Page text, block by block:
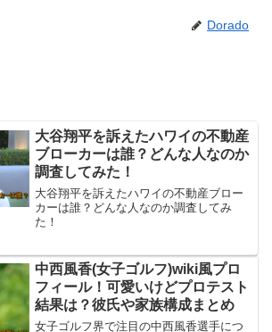
Dorado
大谷翔平を訴えたハワイの不動産
ブローカーは誰？どんな人なのか
調査してみた！
大谷翔平を訴えたハワイの不動産ブロー
カーは誰？どんな人なのか調査してみ
た！
中西風香(女子ゴルフ)wiki風プロ
フィール！可愛いけどプロテスト
結果は？彼氏や家族構成まとめ
女子ゴルフ界で注目の中西風香選手につ